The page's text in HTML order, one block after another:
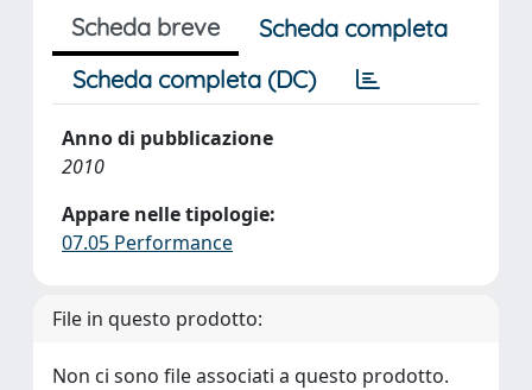
Scheda breve
Scheda completa
Scheda completa (DC)
Anno di pubblicazione
2010
Appare nelle tipologie:
07.05 Performance
File in questo prodotto:
Non ci sono file associati a questo prodotto.